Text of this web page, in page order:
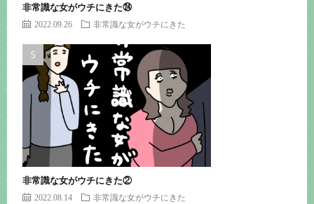
非常識な女がウチにきた㉔
2022.09.26 非常識な女がウチにきた
非常識な女がウチにきた②
2022.08.14 非常識な女がウチにきた